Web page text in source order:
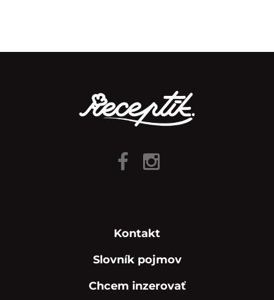
Kontakt
Slovník pojmov
Chcem inzerovať